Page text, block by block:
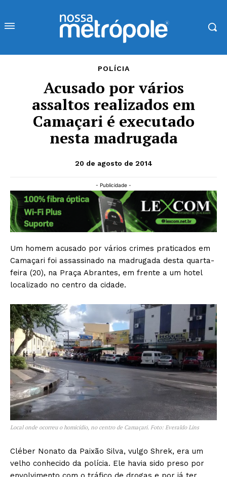
POLÍCIA
Acusado por vários
assaltos realizados em
Camaçari é executado
nesta madrugada
20 de agosto de 2014
- Publicidade -
Um homem acusado por vários crimes praticados em
Camaçari foi assassinado na madrugada desta quarta-
feira (20), na Praça Abrantes, em frente a um hotel
localizado no centro da cidade.
Local onde ocorreu o homicídio, no centro de Camaçari. Foto: Everaldo Lins
Cléber Nonato da Paixão Silva, vulgo Shrek, era um
velho conhecido da polícia. Ele havia sido preso por